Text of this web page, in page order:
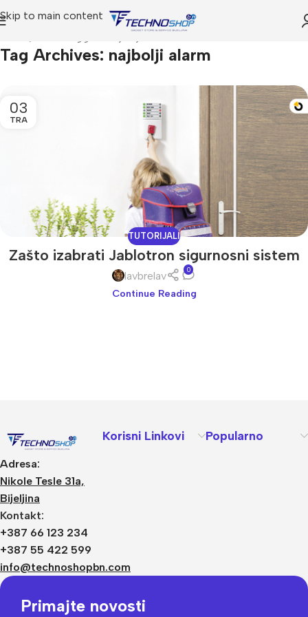
Skip to main content
Tag Archives: najbolji alarm
03
TRA
TUTORIJALI
Zašto izabrati Jablotron sigurnosni sistem
lavbrelav 0
Continue Reading
Adresa:
Nikole Tesle 31a,
Bijeljina
Kontakt:
+387 66 123 234
+387 55 422 599
info@technoshopbn.com
Korisni Linkovi Popularno
Primajte novosti